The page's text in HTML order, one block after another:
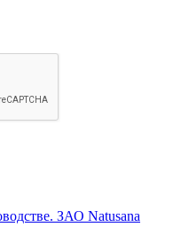
ЗАО Natusana